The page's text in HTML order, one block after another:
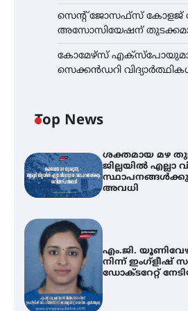
സെന്റ് ജോസഫ്സ് കോളജ്
അസോസിയേഷന്
കോമേഴ്സ്
സെക്കൻഡറി
Top News
ശക്തമായ മഴ
ജില്ലയിൽ എല്ലാ
അവധി
എം.ജി.
നിന്ന് ഇംഗ്ളീഷ്
ഡോക്ടറേറ്റ്